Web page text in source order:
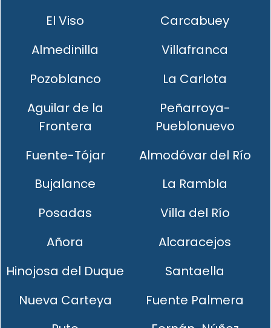
El Viso
Carcabuey
Almedinilla
Villafranca
Pozoblanco
La Carlota
Aguilar de la
Frontera
Peñarroya-
Pueblonuevo
Fuente-Tójar
Almodóvar del Río
Bujalance
La Rambla
Posadas
Villa del Río
Añora
Alcaracejos
Hinojosa del Duque
Santaella
Nueva Carteya
Fuente Palmera